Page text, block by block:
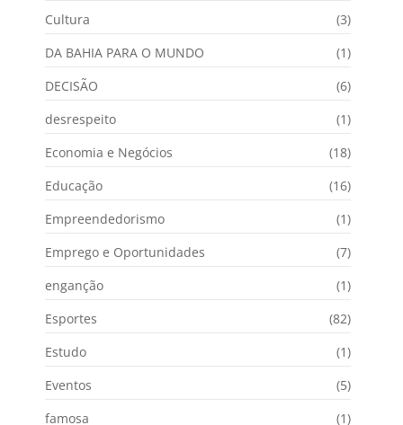
Cultura
(3)
DA BAHIA PARA O MUNDO
(1)
DECISÃO
(6)
desrespeito
(1)
Economia e Negócios
(18)
Educação
(16)
Empreendedorismo
(1)
Emprego e Oportunidades
(7)
enganção
(1)
Esportes
(82)
Estudo
(1)
Eventos
(5)
famosa
(1)